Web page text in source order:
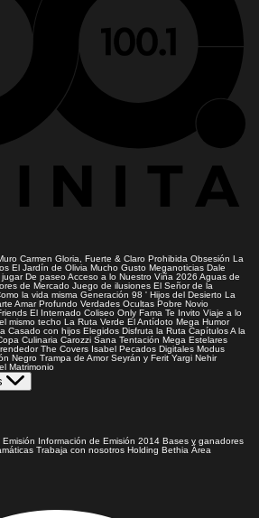
Carmen Gloria, Fuerte & Claro Prohibida Obsesión La
El Jardín de Olivia Mucho Gusto Meganoticias Dale
De paseoAcceso a lo Nuestro Viña 2026 Aguas de
de Mercado Juego de ilusiones El Señor de la
la vida misma Generación 98 ' Hijos del Desierto La
Amar Profundo Verdades Ocultas Pobre Novio
El Internado Coliseo Only Fama Te Invito Viaje a lo
mismo techo La Ruta Verde El Antídoto Mega Humor
Casado con hijos Elegidos Disfruta la Ruta CapítulosA la
Culinaria Carozzi Sana Tentación Mega Estelares
The Covers Isabel Pecados Digitales Modus
Negro Trampa de Amor Seyrán y Ferit Yargi Nehir
Matrimonio
Información de Emisión 2014 Bases y ganadores
Trabaja con nosotros Holding Bethia Área